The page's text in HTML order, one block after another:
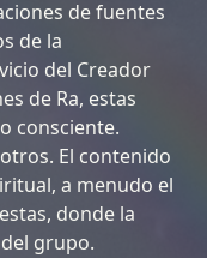
de fuentes
de la
del Creador
de Ra, estas
consciente.
El contenido
a menudo el
donde la
grupo.